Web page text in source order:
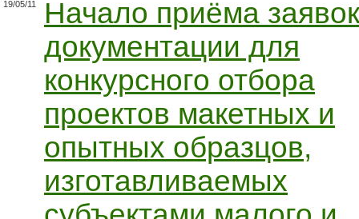
19/05/11
Начало приёма
документации для
конкурсного отбора
проектов макетных и
опытных образцов,
изготавливаемых